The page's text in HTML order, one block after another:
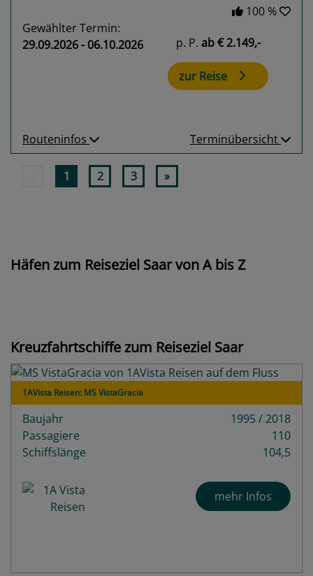
100 %
Gewählter Termin:
29.09.2026 - 06.10.2026
p. P. ab€ 2.149,-
zur Reise
Routeninfos Terminübersicht
1 2 3 »
Häfen zum Reiseziel Saar von A bis Z
Kreuzfahrtschiffe zum Reiseziel Saar
1AVista Reisen: MS VistaGracia
Baujahr
1995 / 2018
Passagiere
110
Schiffslänge
104,5
mehr Infos